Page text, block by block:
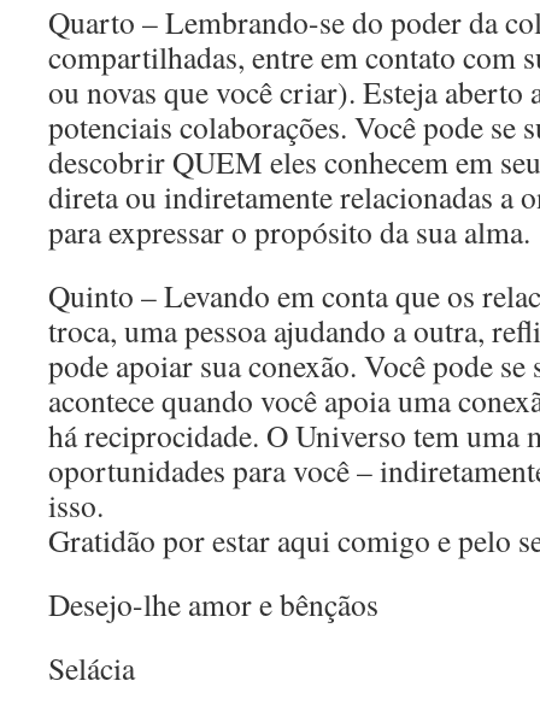
Quarto – Lembrando-se do poder da
compartilhadas, entre em contato com
ou novas que você criar). Esteja aberto
potenciais colaborações. Você pode se
descobrir QUEM eles conhecem em
direta ou indiretamente relacionadas a
para expressar o propósito da sua alma.
Quinto – Levando em conta que os
troca, uma pessoa ajudando a outra,
pode apoiar sua conexão. Você pode
acontece quando você apoia uma
há reciprocidade. O Universo tem uma
oportunidades para você –
isso.
Gratidão por estar aqui comigo e pelo
Desejo-lhe amor e bênçãos
Selácia